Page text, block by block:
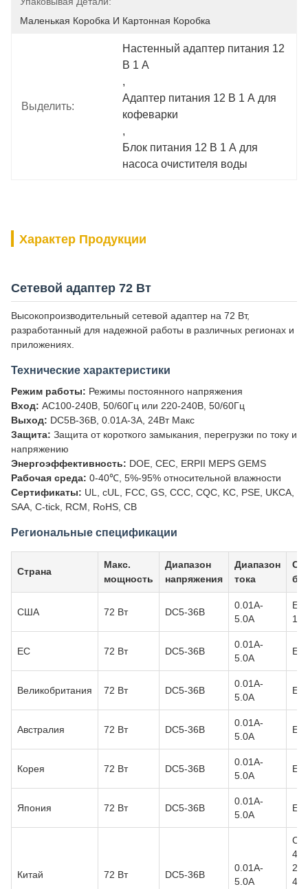
Маленькая Коробка И Картонная Коробка
Выделить:
Настенный адаптер питания 12
В 1 А
,
Адаптер питания 12 В 1 А для
кофеварки
,
Блок питания 12 В 1 А для
насоса очистителя воды
Характер Продукции
Сетевой адаптер 72 Вт
Высокопроизводительный сетевой адаптер на 72 Вт,
разработанный для надежной работы в различных регионах и
приложениях.
Технические характеристики
Режим работы: Режимы постоянного напряжения
Вход: AC100-240В, 50/60Гц или 220-240В, 50/60Гц
Выход: DC5В-36В, 0.01A-3A, 24Вт Макс
Защита: Защита от короткого замыкания, перегрузки по току и
напряжению
Энергоэффективность: DOE, CEC, ERPII MEPS GEMS
Рабочая среда: 0-40℃, 5%-95% относительной влажности
Сертификаты: UL, cUL, FCC, GS, CCC, CQC, KC, PSE, UKCA,
SAA, C-tick, RCM, RoHS, CB
Региональные спецификации
Страна
Макс.
мощность
Диапазон
напряжения
Диапазон
тока
США 72 Вт DC5-36В
0.01A-
5.0A
ЕС 72 Вт DC5-36В
0.01A-
5.0A
Великобритания 72 Вт DC5-36В
0.01A-
5.0A
Австралия 72 Вт DC5-36В
0.01A-
5.0A
Корея 72 Вт DC5-36В
0.01A-
5.0A
Япония 72 Вт DC5-36В
0.01A-
5.0A
Китай 72 Вт DC5-36В
0.01A-
5.0A